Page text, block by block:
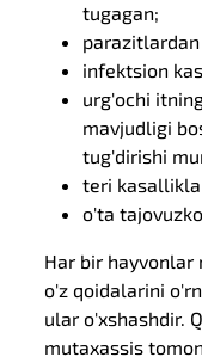
tugagan;
infektsion
urg'ochi
mavjudligi
tug'dirishi
teri
o'ta
Har bir hayvonlar
o'z qoidalarini
ular o'xshashdir.
mutaxassis